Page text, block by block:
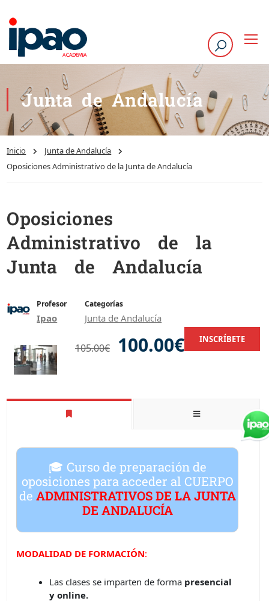
Junta de Andalucía
Inicio
Junta de Andalucía
Oposiciones Administrativo de la Junta de Andalucía
Oposiciones
Administrativo de la
Junta de Andalucía
Profesor
Ipao
Categorías
Junta de Andalucía
105.00€ 100.00€ INSCRÍBETE
🎓 Curso de preparación de
oposiciones para acceder al CUERPO
de ADMINISTRATIVOS DE LA JUNTA
DE ANDALUCÍA
MODALIDAD DE FORMACIÓN:
Las clases se imparten de forma presencial
y online.